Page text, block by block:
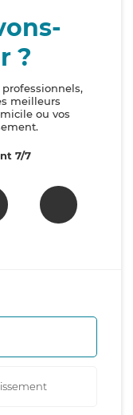
?
meilleurs
ou vos
7/7